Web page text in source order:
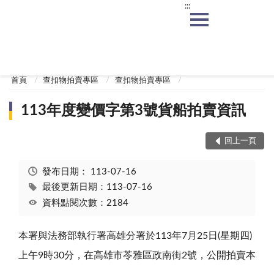
:::
首頁 查扣物拍賣專區 查扣物拍賣專區
113年度變價字第3號貨船拍賣資訊
回上一頁
發布日期： 113-07-16
最後更新日期：113-07-16
資料點閱次數：2184
本署與法務部執行署高雄分署於113年7月 25日 (星期四)
上午9時30分，在高雄市苓雅區政南街2號，公開拍賣本